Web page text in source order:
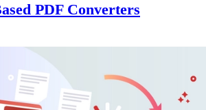
PDF Converters